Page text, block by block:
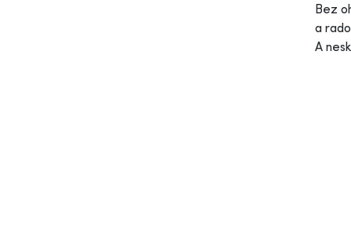
Bez
a
A